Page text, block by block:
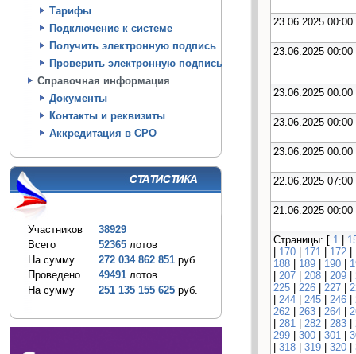
Тарифы
Подключение к системе
Получить электронную подпись
Проверить электронную подпись
Справочная информация
Документы
Контакты и реквизиты
Аккредитация в СРО
Участников
38929
Всего
52365 лотов
На сумму
272 034 862 851 руб.
Проведено
49491 лотов
На сумму
251 135 155 625 руб.
23.06.2025 00:00
23.06.2025 00:00
23.06.2025 00:00
23.06.2025 00:00
23.06.2025 00:00
22.06.2025 07:00
21.06.2025 00:00
Страницы: [ 1 |
| 170 | 171 | 172 |
188 | 189 | 190 |
| 207 | 208 | 209 |
225 | 226 | 227 |
| 244 | 245 | 246 |
262 | 263 | 264 |
| 281 | 282 | 283 |
299 | 300 | 301 |
| 318 | 319 | 320 |